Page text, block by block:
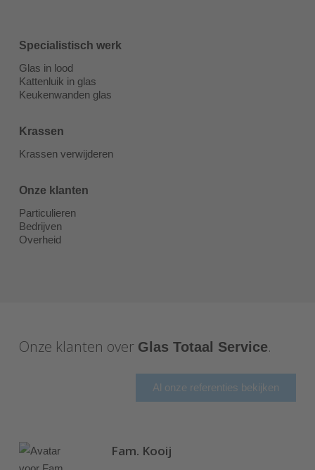
Specialistisch werk
Glas in lood
Kattenluik in glas
Keukenwanden glas
Krassen
Krassen verwijderen
Onze klanten
Particulieren
Bedrijven
Overheid
Onze klanten over Glas Totaal Service.
Al onze referenties bekijken
Fam. Kooij